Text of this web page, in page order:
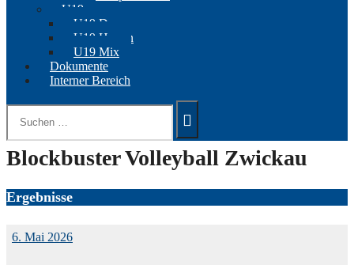
U19
U19 Damen
U19 Herren
U19 Mix
Dokumente
Interner Bereich
Suchen
nach:
Blockbuster Volleyball Zwickau
Ergebnisse
6. Mai 2026